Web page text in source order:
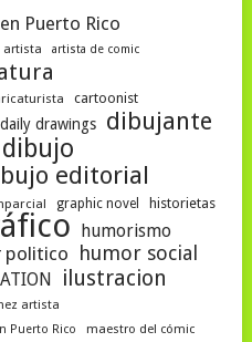
Puerto Rico
artista artista de comic
cartoonist
daily drawings dibujante
dibujo
editorial
graphic novel historietas
humorismo
politico humor social
ilustracion
artista
Puerto Rico
maestro del cómic